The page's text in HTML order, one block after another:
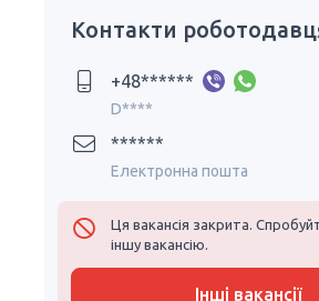
Контакти
+48******
D****
******
Електронна пошта
Ця вакансія закрита.
іншу вакансію.
Інші вакансії